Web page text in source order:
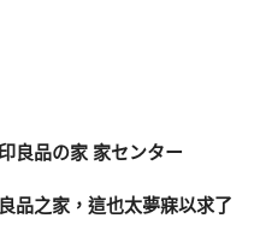
良品の家 家センター
品之家，這也太夢寐以求了